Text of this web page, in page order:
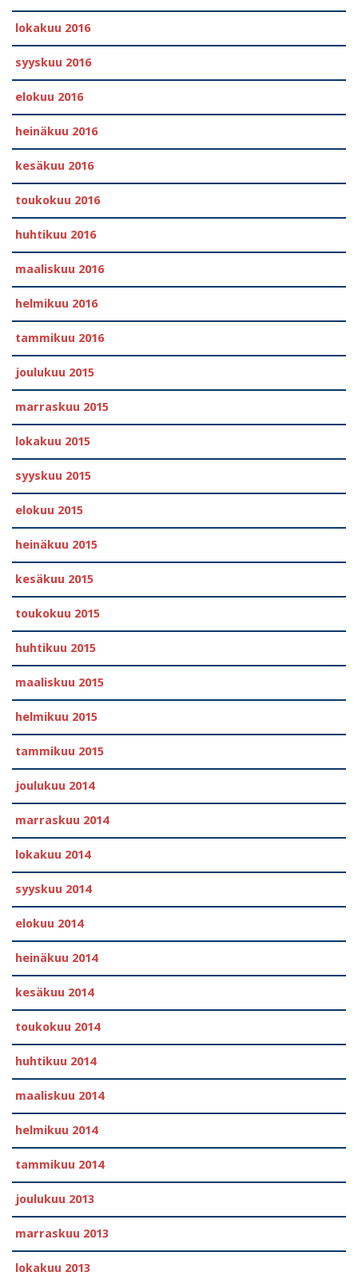
lokakuu 2016
syyskuu 2016
elokuu 2016
heinäkuu 2016
kesäkuu 2016
toukokuu 2016
huhtikuu 2016
maaliskuu 2016
helmikuu 2016
tammikuu 2016
joulukuu 2015
marraskuu 2015
lokakuu 2015
syyskuu 2015
elokuu 2015
heinäkuu 2015
kesäkuu 2015
toukokuu 2015
huhtikuu 2015
maaliskuu 2015
helmikuu 2015
tammikuu 2015
joulukuu 2014
marraskuu 2014
lokakuu 2014
syyskuu 2014
elokuu 2014
heinäkuu 2014
kesäkuu 2014
toukokuu 2014
huhtikuu 2014
maaliskuu 2014
helmikuu 2014
tammikuu 2014
joulukuu 2013
marraskuu 2013
lokakuu 2013